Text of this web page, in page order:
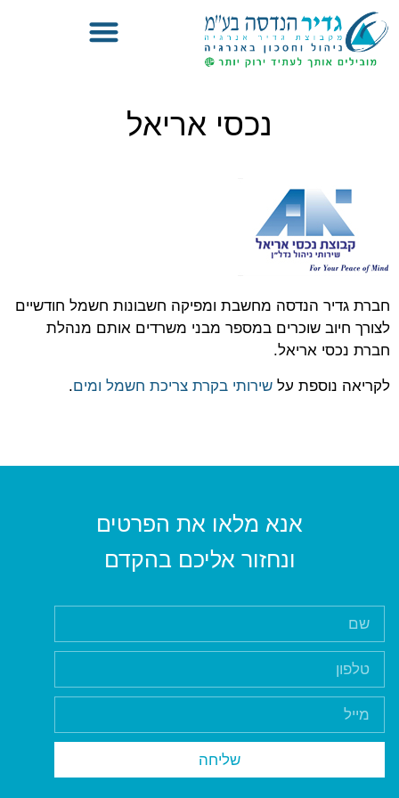
נכסי אריאל
חברת גדיר הנדסה מחשבת ומפיקה חשבונות חשמל חודשיים
לצורך חיוב שוכרים במספר מבני משרדים אותם מנהלת
חברת נכסי אריאל.
לקריאה נוספת על שירותי בקרת צריכת חשמל ומים.
אנא מלאו את הפרטים
ונחזור אליכם בהקדם
שליחה